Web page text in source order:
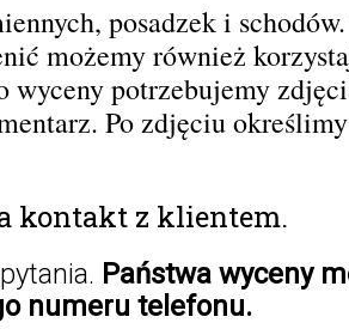
posadzek i
możemy również
wyceny potrzebujemy
Po zdjęciu
kontakt z klientem.
Państwa wyceny
numeru telefonu.